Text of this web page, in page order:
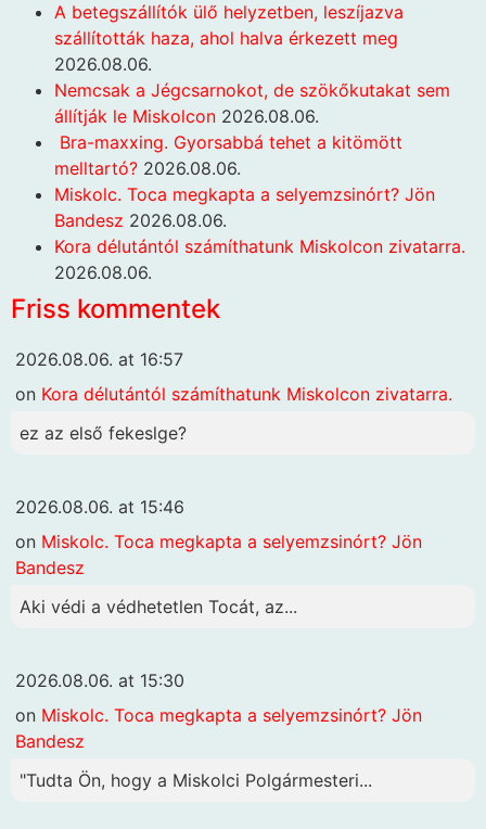
A betegszállítók ülő helyzetben, leszíjazva
szállították haza, ahol halva érkezett meg
2026.08.06.
Nemcsak a Jégcsarnokot, de szökőkutakat sem
állítják le Miskolcon 2026.08.06.
Bra-maxxing. Gyorsabbá tehet a kitömött
melltartó? 2026.08.06.
Miskolc. Toca megkapta a selyemzsinórt? Jön
Bandesz 2026.08.06.
Kora délutántól számíthatunk Miskolcon zivatarra.
2026.08.06.
Friss kommentek
2026.08.06. at 16:57
on Kora délutántól számíthatunk Miskolcon zivatarra.
ez az első fekeslge?
2026.08.06. at 15:46
on Miskolc. Toca megkapta a selyemzsinórt? Jön
Bandesz
Aki védi a védhetetlen Tocát, az...
2026.08.06. at 15:30
on Miskolc. Toca megkapta a selyemzsinórt? Jön
Bandesz
"Tudta Ön, hogy a Miskolci Polgármesteri...